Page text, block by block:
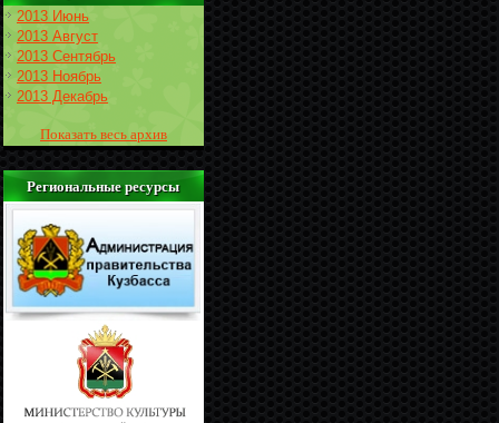
2013 Июнь
2013 Август
2013 Сентябрь
2013 Ноябрь
2013 Декабрь
Показать весь архив
Региональные ресурсы